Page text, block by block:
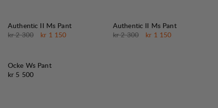
SALG
Authentic II Ms Pant
Originalpris:
kr 2 300 Salgspris
kr 1 150
SALG
Authentic II Ms Pant
Originalpris:
kr 2 300 Salgspris
kr 1 150
Ocke Ws Pant
Pris:
kr 5 500